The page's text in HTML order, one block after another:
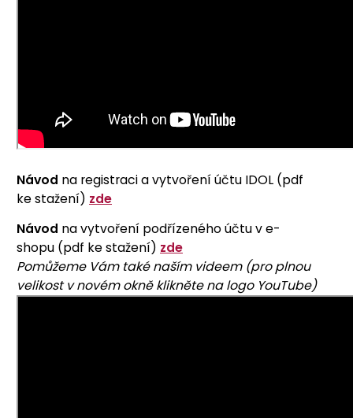
Návod na registraci a vytvoření účtu IDOL (pdf
ke stažení) zde
Návod na vytvoření podřízeného účtu v e-
shopu (pdf ke stažení) zde
Pomůžeme Vám také naším videem (pro plnou
velikost v novém okně klikněte na logo YouTube)